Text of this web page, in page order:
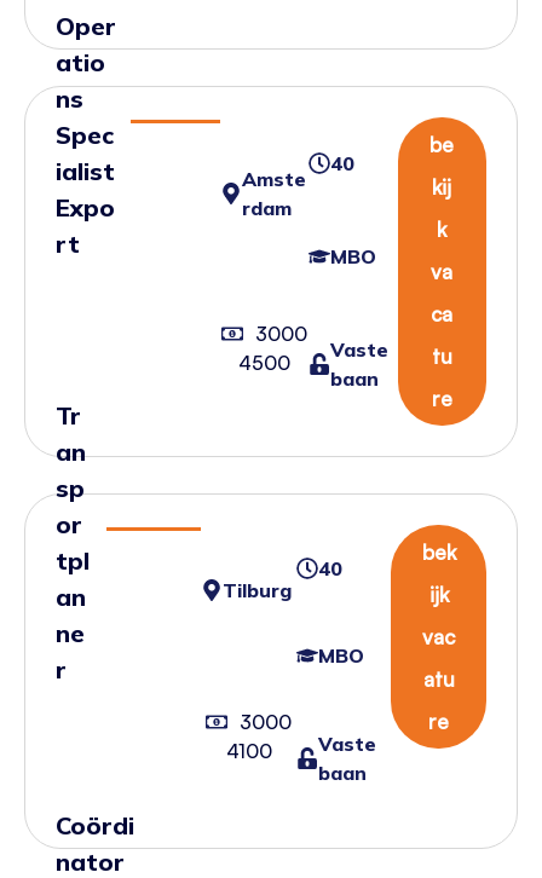
Oper
atio
ns
Spec
ialist
Expo
rt
Amste
rdam
3000
4500
40
MBO
Vaste
baan
be
kij
k
va
ca
tu
re
Tr
an
sp
or
tpl
an
ne
r
Tilburg
3000
4100
40
MBO
Vaste
baan
bek
ijk
vac
atu
re
Coördi
nator